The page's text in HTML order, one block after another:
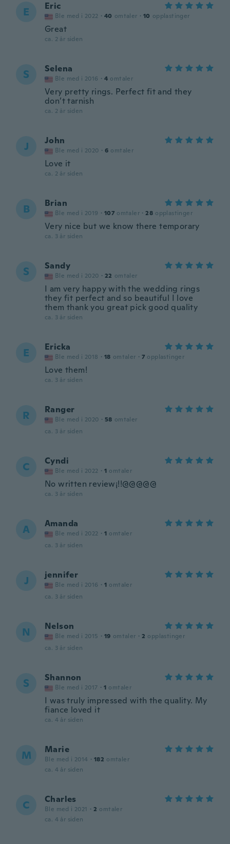
E Eric
Ble med i 2022 · 40 omtaler · 10 opplastinger
Great
ca. 2 år siden
S Selena
Ble med i 2016 · 4 omtaler
Very pretty rings. Perfect fit and they
don’t tarnish
ca. 2 år siden
J John
Ble med i 2020 · 6 omtaler
Love it
ca. 2 år siden
B Brian
Ble med i 2019 · 107 omtaler · 28 opplastinger
Very nice but we know there temporary
ca. 3 år siden
S Sandy
Ble med i 2020 · 22 omtaler
I am very happy with the wedding rings
they fit perfect and so beautiful I love
them thank you great pick good quality
ca. 3 år siden
E Ericka
Ble med i 2018 · 18 omtaler · 7 opplastinger
Love them!
ca. 3 år siden
R Ranger
Ble med i 2020 · 58 omtaler
ca. 3 år siden
C Cyndi
Ble med i 2022 · 1 omtaler
No written review¡!!@@@@@
ca. 3 år siden
A Amanda
Ble med i 2022 · 1 omtaler
ca. 3 år siden
J jennifer
Ble med i 2016 · 1 omtaler
ca. 3 år siden
N Nelson
Ble med i 2015 · 19 omtaler · 2 opplastinger
ca. 3 år siden
S Shannon
Ble med i 2017 · 1 omtaler
I was truly impressed with the quality. My
fiance loved it
ca. 4 år siden
M Marie
Ble med i 2014 · 182 omtaler
ca. 4 år siden
C Charles
Ble med i 2021 · 2 omtaler
ca. 4 år siden